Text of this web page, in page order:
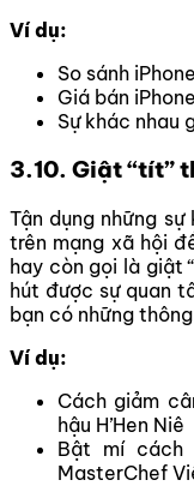
Ví dụ:
So sánh
Giá bán
Sự khác nhau
3.10. Giật “tít”
Tận dụng những
trên mạng xã hội
hay còn gọi là giật
hút được sự quan
bạn có những
Ví dụ:
Cách giảm
hậu H’Hen Niê
Bật mí cách
MasterChef